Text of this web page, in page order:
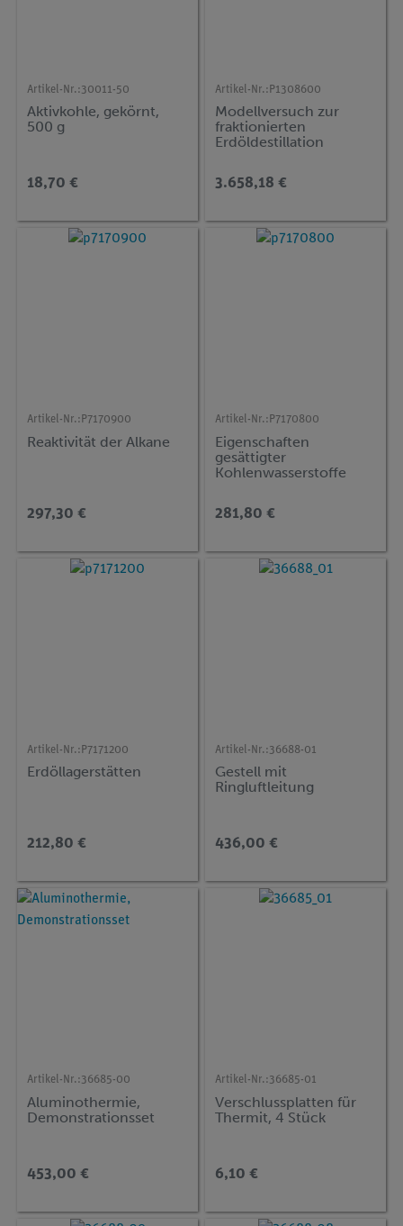
Artikel-Nr.:30011-50
Aktivkohle, gekörnt,
500 g
18,70 €
Artikel-Nr.: P1308600
Modellversuch zur
fraktionierten
Erdöldestillation
3.658,18 €
Artikel-Nr.: P7170900
Reaktivität der Alkane
297,30 €
Artikel-Nr.: P7170800
Eigenschaften
gesättigter
Kohlenwasserstoffe
Alkane
281,80 €
Artikel-Nr.: P7171200
Erdöllagerstätten
212,80 €
Artikel-Nr.:36688-01
Gestell mit
Ringluftleitung
436,00 €
Artikel-Nr.:36685-00
Aluminothermie,
Demonstrationsset
453,00 €
Artikel-Nr.:36685-01
Verschlussplatten für
Thermit, 4 Stück
6,10 €